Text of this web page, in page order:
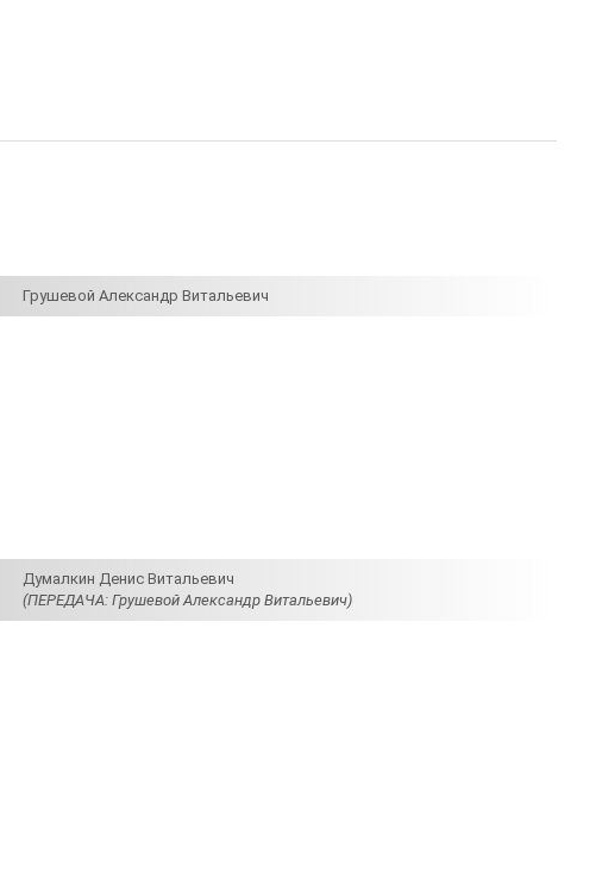
Грушевой Александр Витальевич
Думалкин Денис Витальевич
(ПЕРЕДАЧА: Грушевой Александр Витальевич)